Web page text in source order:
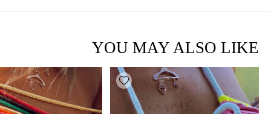
YOU MAY ALSO LIKE
Add wishlist